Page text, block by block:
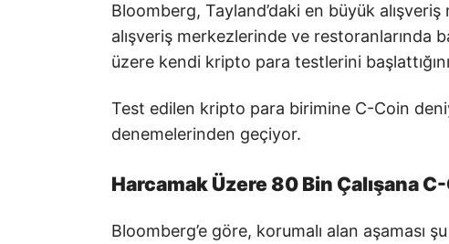
Bloomberg, Tayland’daki en büyük
alışveriş merkezlerinde ve restoranlarında
üzere kendi kripto para testlerini
Test edilen kripto para birimine C-Coin
denemelerinden geçiyor.
Harcamak Üzere 80 Bin Çalışana
Bloomberg’e göre, korumalı alan aşaması